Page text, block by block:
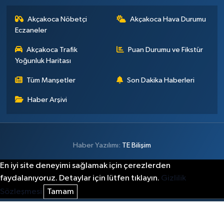
Akçakoca Nöbetçi
Eczaneler
Akçakoca Hava Durumu
Akçakoca Trafik
Yoğunluk Haritası
Puan Durumu ve Fikstür
Tüm Manşetler Son Dakika Haberleri
Haber Arşivi
Haber Yazılımı: TE Bilişim
En iyi site deneyimi sağlamak için çerezlerden
faydalanıyoruz. Detaylar için lütfen tıklayın. Gizlilik
Sözleşmesi
Tamam